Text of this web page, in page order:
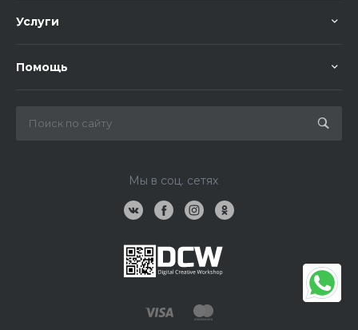
Услуги
Помощь
Мы в соц. сетях